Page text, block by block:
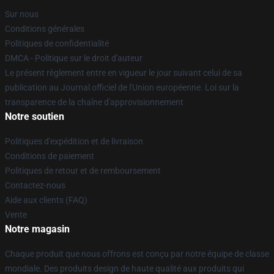
Sur nous
Conditions générales
Politiques de confidentialité
DMCA - Politique sur le droit d'auteur
Le présent règlement entre en vigueur le jour suivant celui de sa
publication au Journal officiel de l'Union européenne. Loi sur la
transparence de la chaîne d'approvisionnement
Notre soutien
Politiques d'expédition et de livraison
Conditions de paiement
Politiques de retour et de remboursement
Contactez-nous
Aide aux clients (FAQ)
Vente
Notre magasin
Chaque produit que nous offrons est conçu par notre équipe de classe
mondiale. Des produits design de haute qualité aux produits qui